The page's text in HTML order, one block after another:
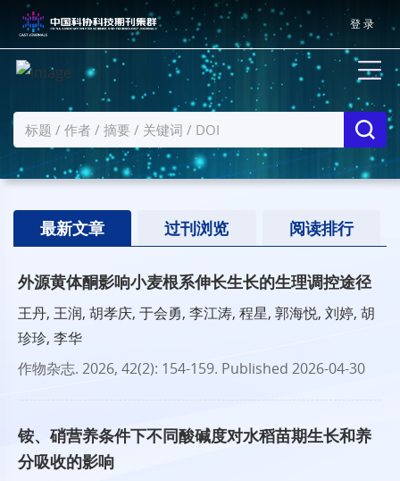
登 录
最新文章 过刊浏览 阅读排行
外源黄体酮影响小麦根系伸长生长的生理调控途径
王丹, 王润, 胡孝庆, 于会勇, 李江涛, 程星, 郭海悦, 刘婷, 胡
珍珍, 李华
作物杂志. 2026, 42(2): 154-159. Published 2026-04-30
铵、硝营养条件下不同酸碱度对水稻苗期生长和养
分吸收的影响